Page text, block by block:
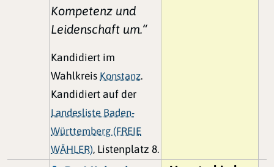
Kompetenz und
Leidenschaft um.“
Kandidiert im
Wahlkreis Konstanz.
Kandidiert auf der
Landesliste Baden-
Württemberg (FREIE
WÄHLER), Listenplatz 8.